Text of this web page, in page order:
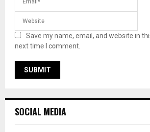
Save my name, email, and website in
next time I comment.
SOCIAL MEDIA